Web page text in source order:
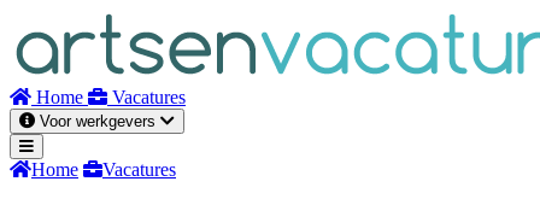
inhoud
Home Vacatures
Voor werkgevers
Home
Vacatures